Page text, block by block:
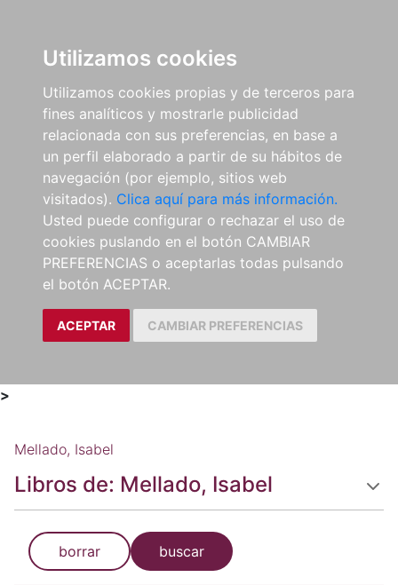
Utilizamos cookies
Utilizamos cookies propias y de terceros para
fines analíticos y mostrarle publicidad
relacionada con sus preferencias, en base a
un perfil elaborado a partir de su hábitos de
navegación (por ejemplo, sitios web
visitados). Clica aquí para más información.
Usted puede configurar o rechazar el uso de
cookies puslando en el botón CAMBIAR
PREFERENCIAS o aceptarlas todas pulsando
el botón ACEPTAR.
ACEPTAR CAMBIAR PREFERENCIAS
>
Mellado, Isabel
Libros de: Mellado, Isabel
borrar buscar